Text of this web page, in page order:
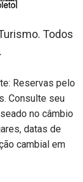
Todos
Reservas pelo
Consulte seu
no câmbio
datas de
cambial em